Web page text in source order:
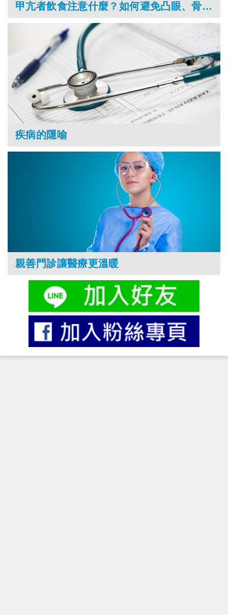
甲亢者飲食注意什麼？如何避免凸眼、骨鬆？引發肌肉無力，怎麼治療？
疾病的隱喻
親善門診讓醫療更溫暖